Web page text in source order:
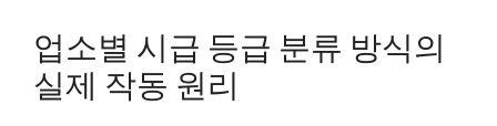
업소별 시급 등급 분류 방식의
실제 작동 원리